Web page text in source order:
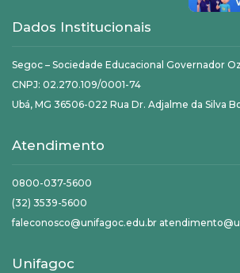
Dados Institucionais
Segoc – Sociedade Educacional Governador
CNPJ: 02.270.109/0001-74
Ubá, MG 36506-022 Rua Dr. Adjalme da Silva
Atendimento
0800-037-5600
(32) 3539-5600
faleconosco@unifagoc.edu.br
Unifagoc